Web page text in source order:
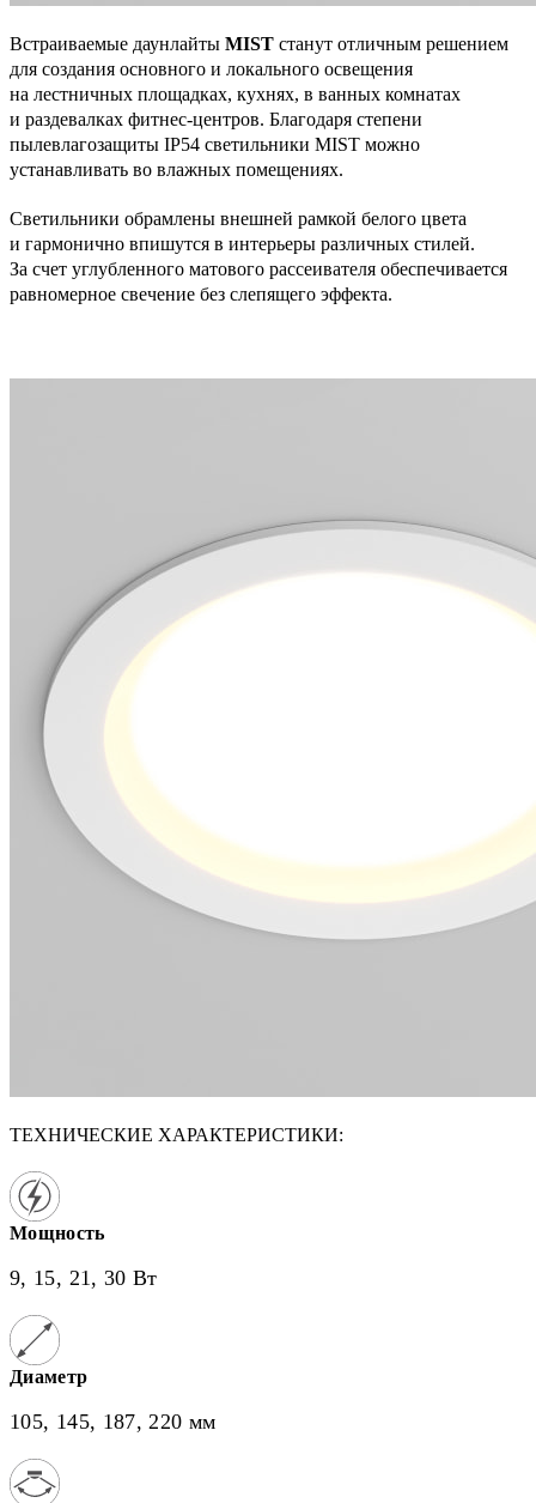
Встраиваемые даунлайты MIST станут отличным решением
для создания основного и локального освещения
на лестничных площадках, кухнях, в ванных комнатах
и раздевалках фитнес-центров. Благодаря степени
пылевлагозащиты IP54 светильники MIST можно
устанавливать во влажных помещениях.
Светильники обрамлены внешней рамкой белого цвета
и гармонично впишутся в интерьеры различных стилей.
За счет углубленного матового рассеивателя обеспечивается
равномерное свечение без слепящего эффекта.
ТЕХНИЧЕСКИЕ ХАРАКТЕРИСТИКИ:
Мощность
9, 15, 21, 30 Вт
Диаметр
105, 145, 187, 220 мм